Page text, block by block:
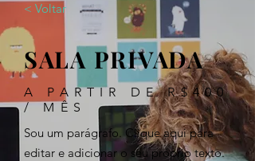
< Voltar
SALA PRIVADA
A PARTIR DE R$400
/ MÊS
Sou um parágrafo. Clique aqui para
editar e adicionar o seu próprio texto.